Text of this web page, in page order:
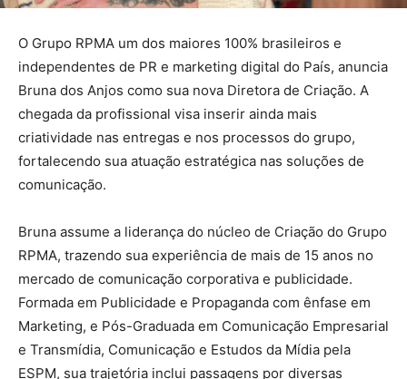
O Grupo RPMA um dos maiores 100% brasileiros e
independentes de PR e marketing digital do País, anuncia
Bruna dos Anjos como sua nova Diretora de Criação. A
chegada da profissional visa inserir ainda mais
criatividade nas entregas e nos processos do grupo,
fortalecendo sua atuação estratégica nas soluções de
comunicação.
Bruna assume a liderança do núcleo de Criação do Grupo
RPMA, trazendo sua experiência de mais de 15 anos no
mercado de comunicação corporativa e publicidade.
Formada em Publicidade e Propaganda com ênfase em
Marketing, e Pós-Graduada em Comunicação Empresarial
e Transmídia, Comunicação e Estudos da Mídia pela
ESPM, sua trajetória inclui passagens por diversas